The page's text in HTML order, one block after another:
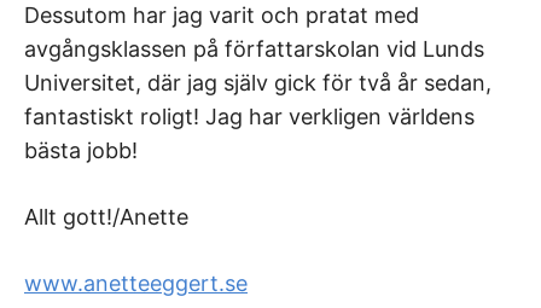
Dessutom har jag varit och pratat med
avgångsklassen på författarskolan vid Lunds
Universitet, där jag själv gick för två år sedan,
fantastiskt roligt! Jag har verkligen världens
bästa jobb!
Allt gott!/Anette
www.anetteeggert.se